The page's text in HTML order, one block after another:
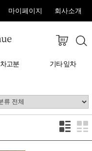
마이페이지 회사소개
차고분 기타 잎차